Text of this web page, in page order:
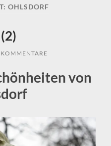
OHLSDORF
von